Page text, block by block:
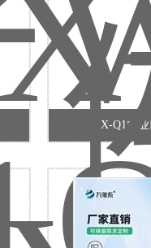
WX-Q1农